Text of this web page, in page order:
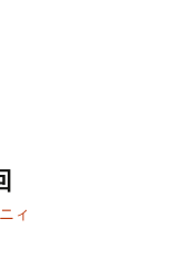
ィ